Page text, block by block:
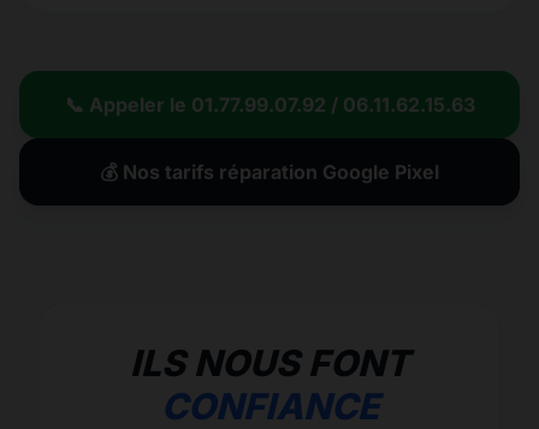
📞 Appeler le 01.77.99.07.92 / 06.11.62.15.63
💰 Nos tarifs réparation Google Pixel
ILS NOUS FONT
CONFIANCE